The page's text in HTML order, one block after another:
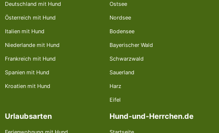
Deutschland mit Hund
Österreich mit Hund
Italien mit Hund
Niederlande mit Hund
Frankreich mit Hund
Spanien mit Hund
Kroatien mit Hund
Ostsee
Nordsee
Bodensee
Bayerischer Wald
Schwarzwald
Sauerland
Harz
Eifel
Urlaubsarten Hund-und-Herrchen.de